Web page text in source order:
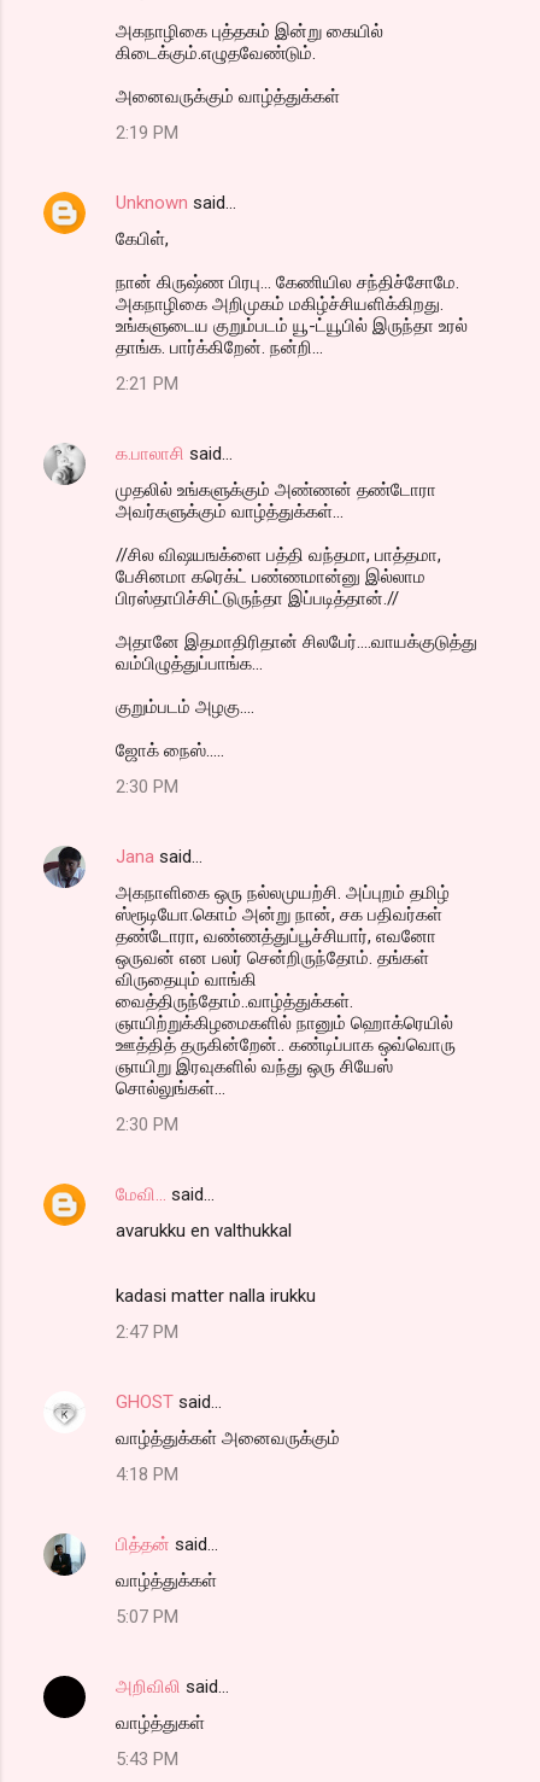
அகநாழிகை புத்தகம் இன்று கையில்
கிடைக்கும்.எழுதவேண்டும்.
அனைவருக்கும் வாழ்த்துக்கள்
2:19 PM
Unknown said…
கேபிள்,
நான் கிருஷ்ண பிரபு... கேணியில சந்திச்சோமே.
அகநாழிகை அறிமுகம் மகிழ்ச்சியளிக்கிறது.
உங்களுடைய குறும்படம் யூ-ட்யூபில் இருந்தா உரல்
தாங்க. பார்க்கிறேன். நன்றி...
2:21 PM
க.பாலாசி said…
முதலில் உங்களுக்கும் அண்ணன் தண்டோரா
அவர்களுக்கும் வாழ்த்துக்கள்...
//சில விஷயஙக்ளை பத்தி வந்தமா, பாத்தமா,
பேசினமா கரெக்ட் பண்ணமான்னு இல்லாம
பிரஸ்தாபிச்சிட்டுருந்தா இப்படித்தான்.//
அதானே இதமாதிரிதான் சிலபேர்....வாயக்குடுத்து
வம்பிழுத்துப்பாங்க...
குறும்படம் அழகு....
ஜோக் நைஸ்.....
2:30 PM
Jana said…
அகநாளிகை ஒரு நல்லமுயற்சி. அப்புறம் தமிழ்
ஸ்ரூடியோ.கொம் அன்று நான், சக பதிவர்கள்
தண்டோரா, வண்ணத்துப்பூச்சியார், எவனோ
ஒருவன் என பலர் சென்றிருந்தோம். தங்கள்
விருதையும் வாங்கி
வைத்திருந்தோம்..வாழ்த்துக்கள்.
ஞாயிற்றுக்கிழமைகளில் நானும் ஹொக்ரெயில்
ஊத்தித் தருகின்றேன்.. கண்டிப்பாக ஒவ்வொரு
ஞாயிறு இரவுகளில் வந்து ஒரு சியேஸ்
சொல்லுங்கள்...
2:30 PM
மேவி...
said…
avarukku en valthukkal
kadasi matter nalla irukku
2:47 PM
GHOST said…
வாழ்த்துக்கள் அனைவருக்கும்
4:18 PM
பித்தன் said…
வாழ்த்துக்கள்
5:07 PM
அறிவிலி said…
வாழ்த்துகள்
5:43 PM